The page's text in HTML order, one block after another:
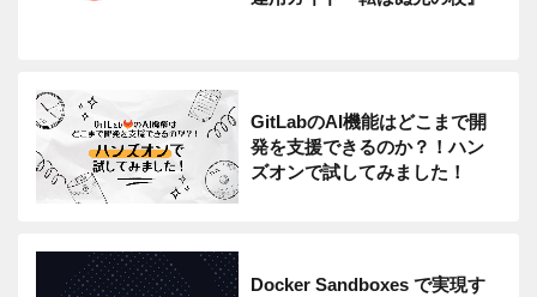
GitLabのAI機能はどこまで開
発を支援できるのか？！ハン
ズオンで試してみました！
Docker Sandboxes で実現す